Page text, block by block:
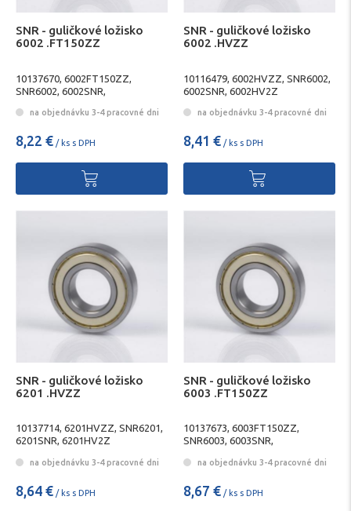
SNR - guličkové ložisko
6002 .FT150ZZ
10137670, 6002FT150ZZ,
SNR6002, 6002SNR,
na objednávku 3-4 pracovné dni
8,22 € / ks s DPH
SNR - guličkové ložisko
6002 .HVZZ
10116479, 6002HVZZ, SNR6002,
6002SNR, 6002HV2Z
na objednávku 3-4 pracovné dni
8,41 € / ks s DPH
SNR - guličkové ložisko
6201 .HVZZ
10137714, 6201HVZZ, SNR6201,
6201SNR, 6201HV2Z
na objednávku 3-4 pracovné dni
8,64 € / ks s DPH
SNR - guličkové ložisko
6003 .FT150ZZ
10137673, 6003FT150ZZ,
SNR6003, 6003SNR,
na objednávku 3-4 pracovné dni
8,67 € / ks s DPH